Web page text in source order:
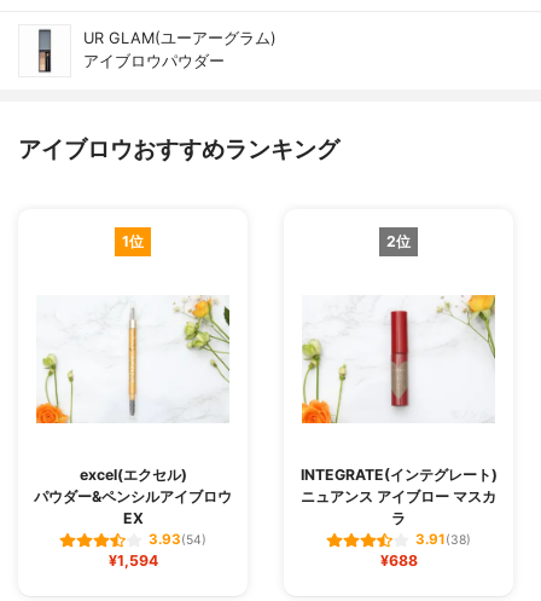
UR GLAM(ユーアーグラム)
アイブロウパウダー
アイブロウおすすめランキング
1位
excel(エクセル)
パウダー&ペンシルアイブロウ
EX
3.93(54)
¥1,594
2位
INTEGRATE(インテグレート)
ニュアンス アイブロー マスカ
ラ
3.91(38)
¥688